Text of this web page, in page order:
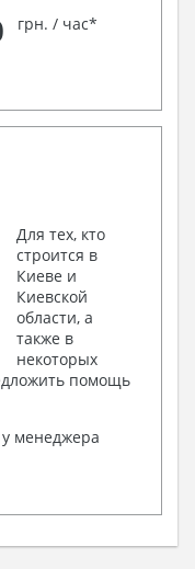
грн. / час*
Для тех, кто
строится в
Киеве и
Киевской
области, а
также в
некоторых
помощь
менеджера